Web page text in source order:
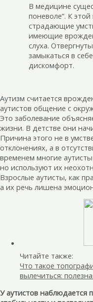
В медицине
поневоле”. К
страдающие
имеющие
слуха.
замыкаться в
дискомфорт.
Аутизм считается
аутистов общение с
Это заболевание
жизни. В детстве они
Причина этого не в
отклонениях, а в
временем многие
но используют их
Взрослые аутисты, как
а их речь лишена
Читайте также:
Что такое
вылечиться:
У аутистов наблюдается